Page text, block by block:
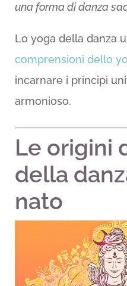
una forma di danza
Lo yoga della danza
comprensioni dello
incarnare i principi
armonioso.
Le origini
della
nato